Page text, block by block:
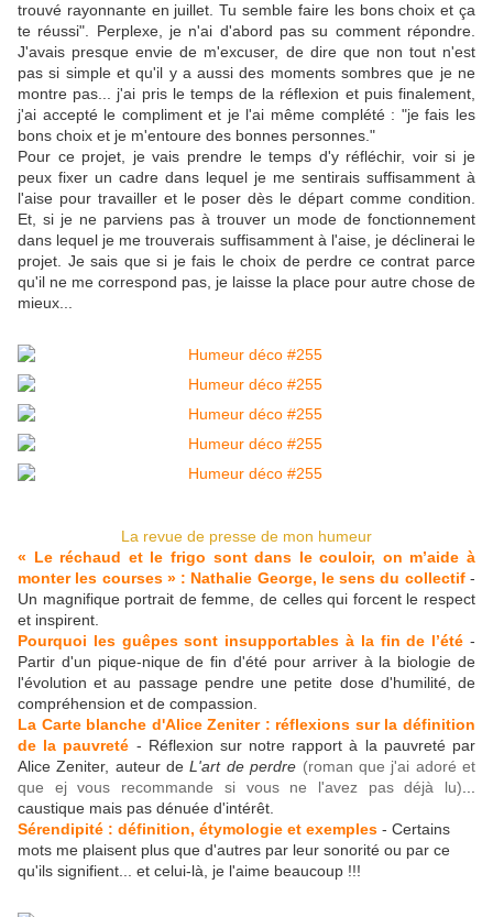
trouvé rayonnante en juillet. Tu semble faire les bons choix et ça
te réussi". Perplexe, je n'ai d'abord pas su comment répondre.
J'avais presque envie de m'excuser, de dire que non tout n'est
pas si simple et qu'il y a aussi des moments sombres que je ne
montre pas... j'ai pris le temps de la réflexion et puis finalement,
j'ai accepté le compliment et je l'ai même complété : "je fais les
bons choix et je m'entoure des bonnes personnes."
Pour ce projet, je vais prendre le temps d'y réfléchir, voir si je
peux fixer un cadre dans lequel je me sentirais suffisamment à
l'aise pour travailler et le poser dès le départ comme condition.
Et, si je ne parviens pas à trouver un mode de fonctionnement
dans lequel je me trouverais suffisamment à l'aise, je déclinerai le
projet. Je sais que si je fais le choix de perdre ce contrat parce
qu'il ne me correspond pas, je laisse la place pour autre chose de
mieux...
La revue de presse de mon humeur
« Le réchaud et le frigo sont dans le couloir, on m’aide à
monter les courses » : Nathalie George, le sens du collectif-
Un magnifique portrait de femme, de celles qui forcent le respect
et inspirent.
Pourquoi les guêpes sont insupportables à la fin de l’été -
Partir d'un pique-nique de fin d'été pour arriver à la biologie de
l'évolution et au passage pendre une petite dose d'humilité, de
compréhension et de compassion.
La Carte blanche d'Alice Zeniter : réflexions sur la définition
de la pauvreté - Réflexion sur notre rapport à la pauvreté par
Alice Zeniter, auteur deL'art de perdre (roman que j'ai adoré et
que ej vous recommande si vous ne l'avez pas déjà lu)
caustique mais pas dénuée d'intérêt.
Sérendipité : définition, étymologie et exemples - Certains
mots me plaisent plus que d'autres par leur sonorité ou par ce
qu'ils signifient... et celui-là, je l'aime beaucoup !!!